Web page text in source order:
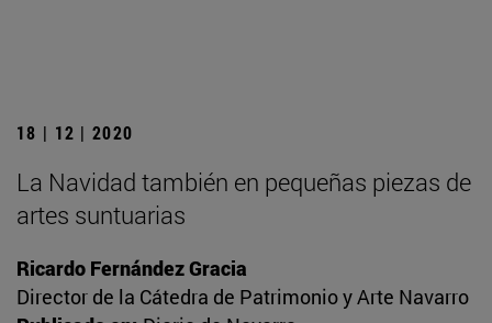
18 | 12 | 2020
La Navidad también en pequeñas piezas de
artes suntuarias
Ricardo Fernández Gracia
Director de la Cátedra de Patrimonio y Arte Navarro